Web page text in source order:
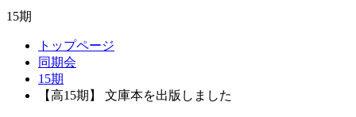
15期
トップページ
同期会
15期
【高15期】 文庫本を出版しました